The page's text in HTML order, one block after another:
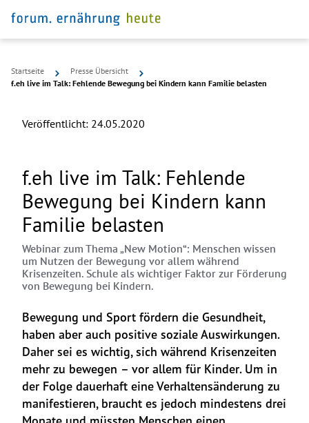
Startseite
Presse Übersicht
f.eh live im Talk: Fehlende Bewegung bei Kindern kann Familie belasten
Veröffentlicht: 24.05.2020
f.eh live im Talk: Fehlende
Bewegung bei Kindern kann
Familie belasten
Webinar zum Thema „New Motion“: Menschen wissen
um Nutzen der Bewegung vor allem während
Krisenzeiten. Schule als wichtiger Faktor zur Förderung
von Bewegung bei Kindern.
Bewegung und Sport fördern die Gesundheit,
haben aber auch positive soziale Auswirkungen.
Daher sei es wichtig, sich während Krisenzeiten
mehr zu bewegen – vor allem für Kinder. Um in
der Folge dauerhaft eine Verhaltensänderung zu
manifestieren, braucht es jedoch mindestens drei